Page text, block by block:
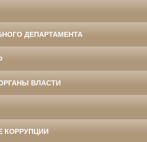
ДЕПАРТАМЕНТА
ВЛАСТИ
КОРРУПЦИИ